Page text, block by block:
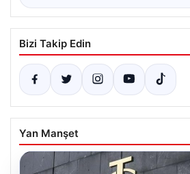
Bizi Takip Edin
Yan Manşet